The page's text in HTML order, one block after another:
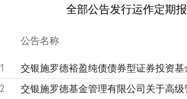
全部公告发行运作定期
公告名称
1
2